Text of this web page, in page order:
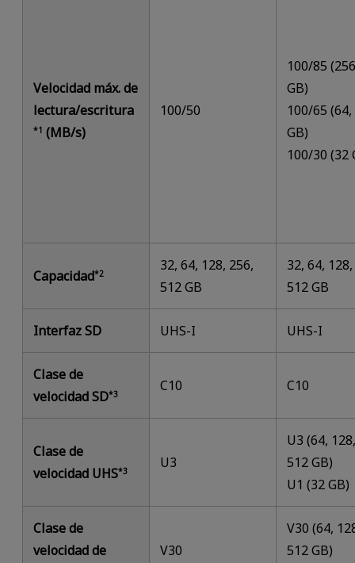
Velocidad máx. de
lectura/escritura
*1 (MB/s)
100/50
100/85
GB)
100/65
GB)
100/30 (32
Capacidad*2
32, 64, 128, 256,
512 GB
32, 64,
512 GB
Interfaz SD UHS-I UHS-I
Clase de
velocidad SD*3 C10 C10
Clase de
velocidad UHS*3 U3
U3 (64,
512 GB)
U1 (32 GB)
Clase de
velocidad de
V30
V30 (64,
512 GB)